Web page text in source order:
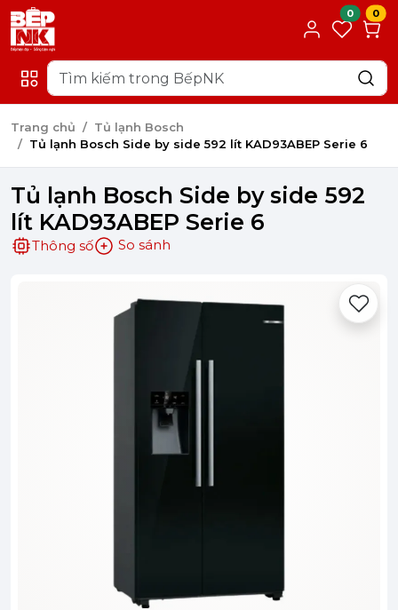
0 0
Trang chủ
Tủ lạnh Bosch
Tủ lạnh Bosch Side by side 592 lít KAD93ABEP Serie 6
Tủ lạnh Bosch Side by side 592
lít KAD93ABEP Serie 6
Thông số So sánh